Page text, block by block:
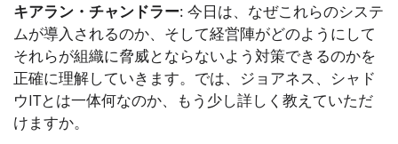
キアラン・チャンドラー: 今日は、なぜこれらのシステ
ムが導入されるのか、そして経営陣がどのようにして
それらが組織に脅威とならないよう対策できるのかを
正確に理解していきます。では、ジョアネス、シャド
ウITとは一体何なのか、もう少し詳しく教えていただ
けますか。